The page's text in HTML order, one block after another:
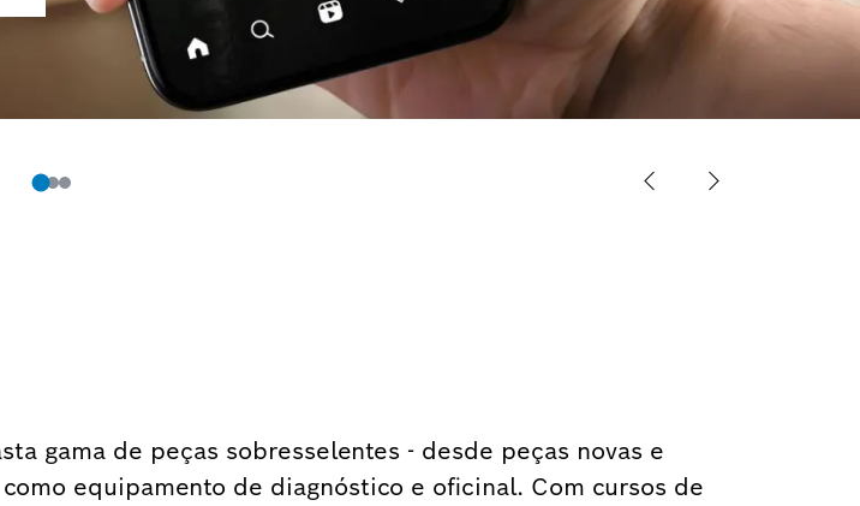
Deslizamento
Próximo
gama de peças sobresselentes - desde peças novas e
equipamento de diagnóstico e oficinal. Com cursos de